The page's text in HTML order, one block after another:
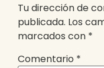
Tu dirección de
publicada. Los
marcados con *
Comentario *